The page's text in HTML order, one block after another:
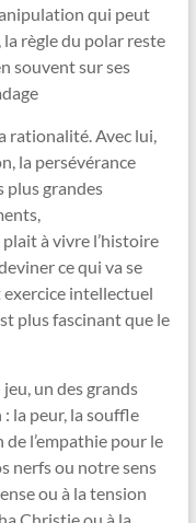
qui peut
règle du polar reste
souvent sur ses
rationalité. Avec lui,
la persévérance
plus grandes
à vivre l’histoire
ce qui va se
intellectuel
plus fascinant que le
un des grands
la peur, la souffle
l’empathie pour le
nerfs ou notre sens
ou à la tension